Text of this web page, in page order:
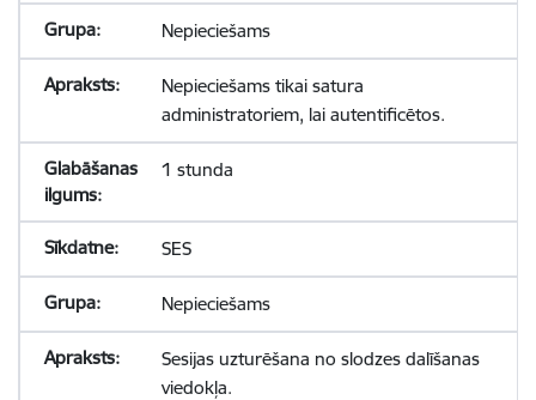
Nepieciešams
Nepieciešams tikai satura
administratoriem, lai autentificētos.
1 stunda
SES
Nepieciešams
Sesijas uzturēšana no slodzes dalīšanas
viedokļa.